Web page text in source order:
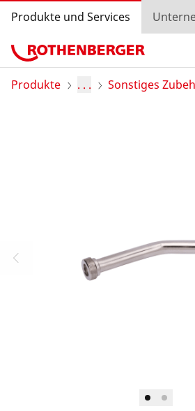
Produkte und Services
Produkte
Login
Produkte . . . Sonstiges